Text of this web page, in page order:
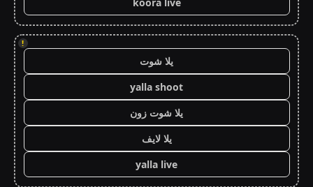
!
يلا شوت
yalla shoot
يلا شوت زون
يلا لايف
yalla live